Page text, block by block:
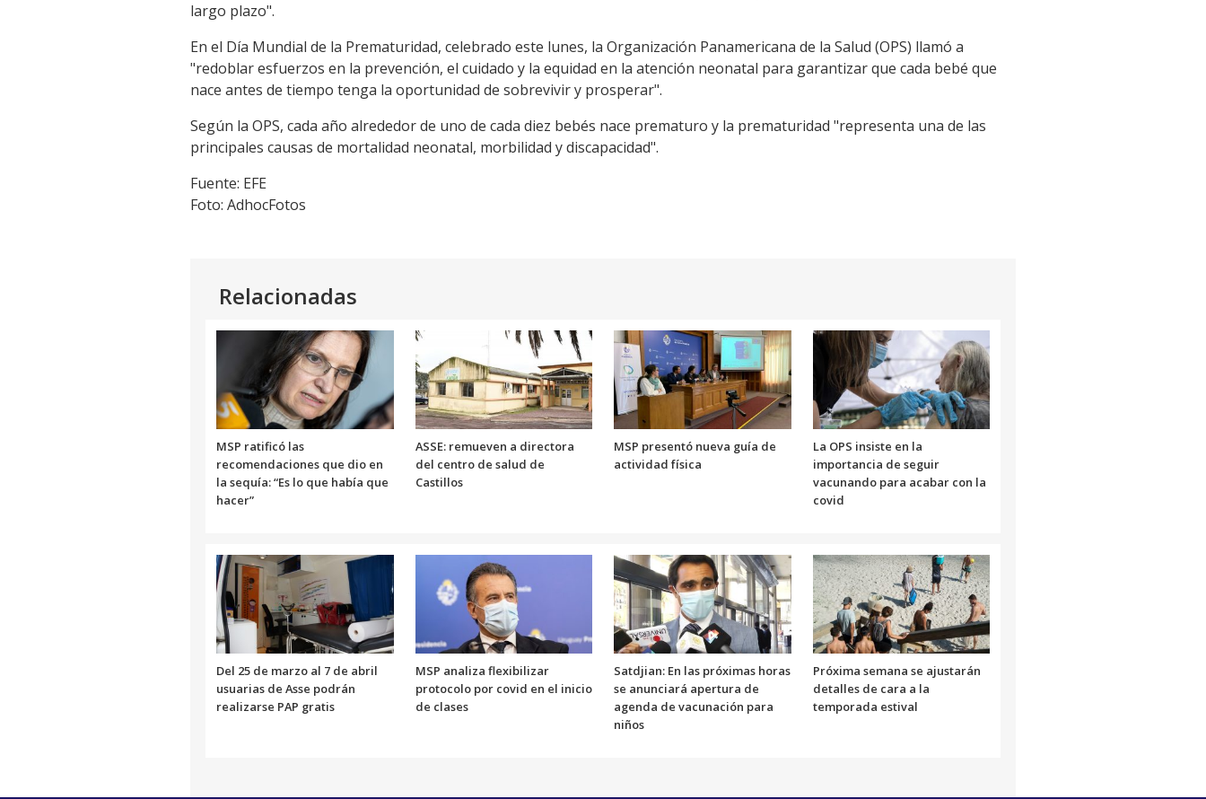
largo plazo".
En el Día Mundial de la Prematuridad, celebrado este lunes, la Organización Panamericana de la Salud (OPS) llamó a
"redoblar esfuerzos en la prevención, el cuidado y la equidad en la atención neonatal para garantizar que cada bebé que
nace antes de tiempo tenga la oportunidad de sobrevivir y prosperar".
Según la OPS, cada año alrededor de uno de cada diez bebés nace prematuro y la prematuridad "representa una de las
principales causas de mortalidad neonatal, morbilidad y discapacidad".
Fuente: EFE
Foto: AdhocFotos
Relacionadas
MSP ratificó las
recomendaciones que dio en
la sequía: “Es lo que había que
hacer”
ASSE: remueven a directora
del centro de salud de
Castillos
MSP presentó nueva guía de
actividad física
La OPS insiste en la
importancia de seguir
vacunando para acabar con la
covid
Del 25 de marzo al 7 de abril
usuarias de Asse podrán
realizarse PAP gratis
MSP analiza flexibilizar
protocolo por covid en el inicio
de clases
Satdjian: En las próximas horas
se anunciará apertura de
agenda de vacunación para
niños
Próxima semana se ajustarán
detalles de cara a la
temporada estival